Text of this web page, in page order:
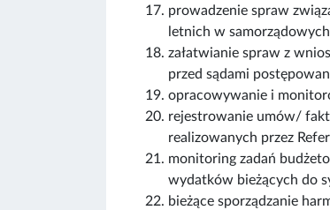
prowadzenie spraw
letnich w
załatwianie spraw z
przed sądami
opracowywanie i
rejestrowanie umów/
realizowanych przez
monitoring zadań
wydatków bieżących do
bieżące sporządzanie